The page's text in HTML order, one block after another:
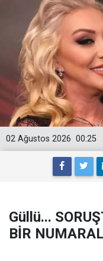
00:25
02 Ağustos 2026
Güllü...
BİR